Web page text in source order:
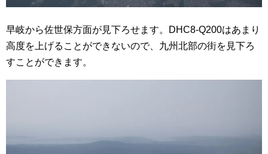
早岐から佐世保方面が見下ろせます。DHC8-Q200はあまり
高度を上げることができないので、九州北部の街を見下ろ
すことができます。